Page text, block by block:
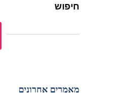
חיפוש
מאמרים אחרונים